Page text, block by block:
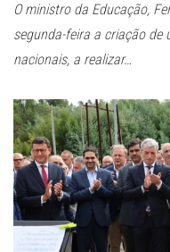
O ministro da Educação,
segunda-feira a criação de
nacionais, a realizar…